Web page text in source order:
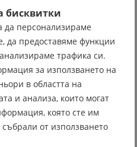
10
лв
€
бисквитки
да персонализираме
да предоставяме функции
трафика си.
за използването на
в областта на
и анализа, които могат
която сте им
от използването